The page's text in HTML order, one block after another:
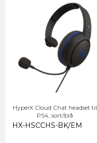
HyperX Cloud Chat headset til
PS4, sort/blå
HX-HSCCHS-BK/EM